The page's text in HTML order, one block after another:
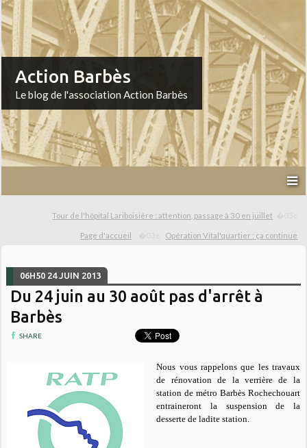
Action Barbès
Le blog de l'association Action Barbès
Tour de l'hôpital Lariboisière : attention, passage à 30 en juillet
Page d'accueil Opération Vital'quartier : ça continue
06H50 24 JUIN 2013
Du 24 juin au 30 août pas d'arrêt à
Barbès
SHARE
Nous vous rappelons que les travaux
de rénovation de la verrière de la
station de métro Barbès Rochechouart
entraineront la suspension de la
desserte de ladite station.